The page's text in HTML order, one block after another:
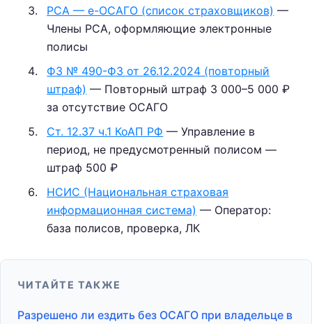
РСА — е-ОСАГО (список страховщиков) —
Члены РСА, оформляющие электронные
полисы
ФЗ № 490-ФЗ от 26.12.2024 (повторный
штраф) — Повторный штраф 3 000–5 000 ₽
за отсутствие ОСАГО
Ст. 12.37 ч.1 КоАП РФ — Управление в
период, не предусмотренный полисом —
штраф 500 ₽
НСИС (Национальная страховая
информационная система) — Оператор:
база полисов, проверка, ЛК
ЧИТАЙТЕ ТАКЖЕ
Разрешено ли ездить без ОСАГО при владельце в